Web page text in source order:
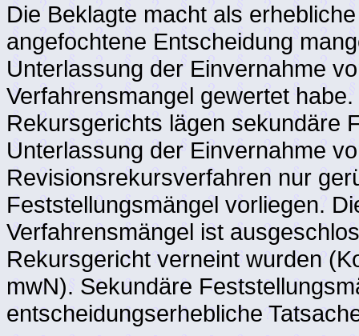
Die Beklagte macht als
angefochtene Entscheidung
Unterlassung der Einvernahme
Verfahrensmangel gewertet
Rekursgerichts lägen sekundäre
Unterlassung der Einvernahme
Revisionsrekursverfahren nur
Feststellungsmängel vorliegen.
Verfahrensmängel ist
Rekursgericht verneint wurden
mwN). Sekundäre
entscheidungserhebliche